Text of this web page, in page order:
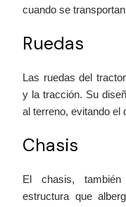
cuando se
Ruedas
Las ruedas del
y la tracción. Su
al terreno, evitando el
Chasis
El chasis,
estructura que